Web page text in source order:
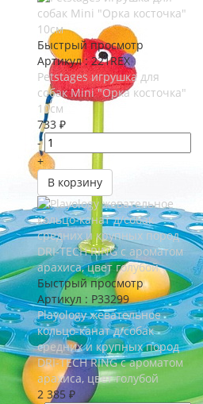
Быстрый просмотр
Артикул : 221REX
Petstages игрушка для
собак Mini "Орка косточка"
10см
733 ₽
-
+
В корзину
Быстрый просмотр
Артикул : P33299
Playology жевательное
кольцо-канат д/собак
средних и крупных пород
DRI-TECH RING с ароматом
арахиса, цвет голубой
2 385 ₽